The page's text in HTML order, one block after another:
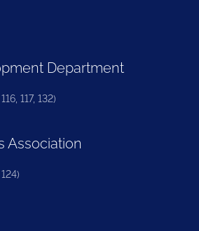
Department
117, 132)
Association